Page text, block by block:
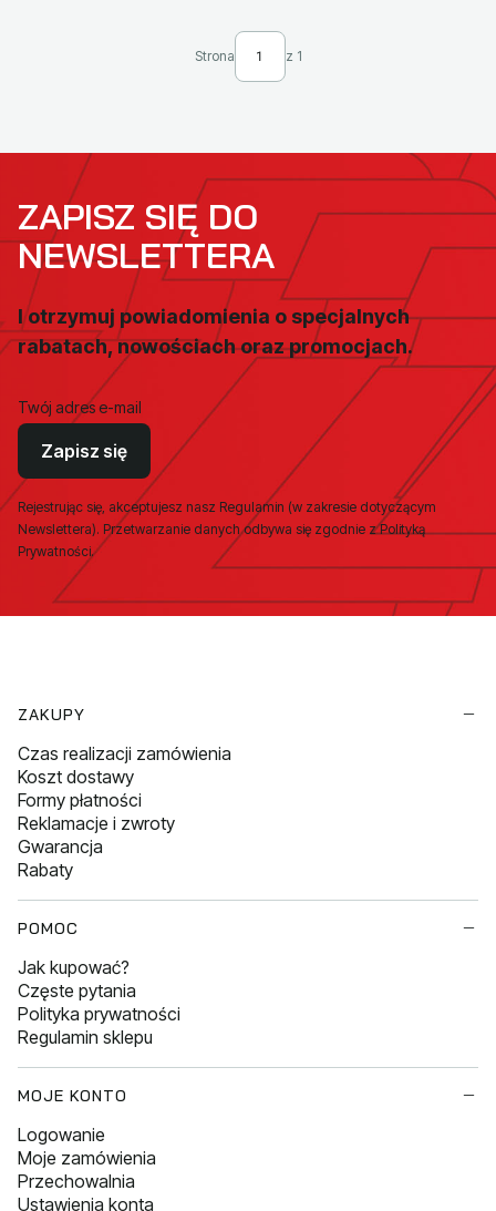
Strona z 1
ZAPISZ SIĘ DO
NEWSLETTERA
I otrzymuj powiadomienia o specjalnych
rabatach, nowościach oraz promocjach.
Twój adres e-mail
Zapisz się
Rejestrując się, akceptujesz nasz Regulamin (w zakresie dotyczącym
Newslettera). Przetwarzanie danych odbywa się zgodnie z Polityką
Prywatności.
ZAKUPY
Czas realizacji zamówienia
Koszt dostawy
Formy płatności
Reklamacje i zwroty
Gwarancja
Rabaty
POMOC
Jak kupować?
Częste pytania
Polityka prywatności
Regulamin sklepu
MOJE KONTO
Logowanie
Moje zamówienia
Przechowalnia
Ustawienia konta